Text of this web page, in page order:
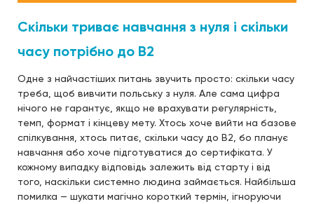
Скільки триває навчання з нуля і скільки
часу потрібно до B2
Одне з найчастіших питань звучить просто: скільки часу
треба, щоб вивчити польську з нуля. Але сама цифра
нічого не гарантує, якщо не врахувати регулярність,
темп, формат і кінцеву мету. Хтось хоче вийти на базове
спілкування, хтось питає, скільки часу до B2, бо планує
навчання або хоче підготуватися до сертифіката. У
кожному випадку відповідь залежить від старту і від
того, наскільки системно людина займається. Найбільша
помилка — шукати магічно короткий термін, ігноруючи